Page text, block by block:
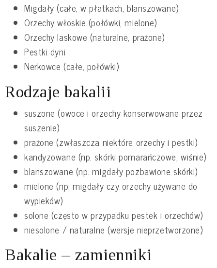
Migdały (całe, w płatkach, blanszowane)
Orzechy włoskie (połówki, mielone)
Orzechy laskowe (naturalne, prażone)
Pestki dyni
Nerkowce (całe, połówki)
Rodzaje bakalii
suszone (owoce i orzechy konserwowane przez
suszenie)
prażone (zwłaszcza niektóre orzechy i pestki)
kandyzowane (np. skórki pomarańczowe, wiśnie)
blanszowane (np. migdały pozbawione skórki)
mielone (np. migdały czy orzechy używane do
wypieków)
solone (często w przypadku pestek i orzechów)
niesolone / naturalne (wersje nieprzetworzone)
Bakalie – zamienniki